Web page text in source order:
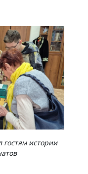
истории